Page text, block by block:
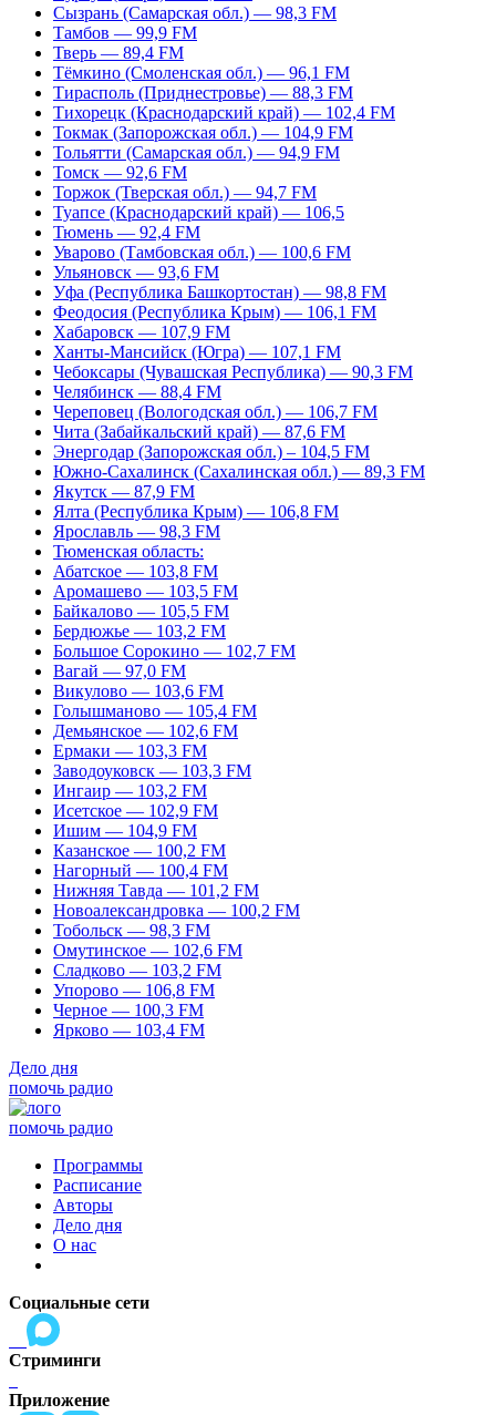
Сызрань (Самарская обл.) — 98,3 FM
Тамбов — 99,9 FM
Тверь — 89,4 FM
Тёмкино (Смоленская обл.) — 96,1 FM
Тирасполь (Приднестровье) — 88,3 FM
Тихорецк (Краснодарский край) — 102,4 FM
Токмак (Запорожская обл.) — 104,9 FM
Тольятти (Самарская обл.) — 94,9 FM
Томск — 92,6 FM
Торжок (Тверская обл.) — 94,7 FM
Туапсе (Краснодарский край) — 106,5
Тюмень — 92,4 FM
Уварово (Тамбовская обл.) — 100,6 FM
Ульяновск — 93,6 FM
Уфа (Республика Башкортостан) — 98,8 FM
Феодосия (Республика Крым) — 106,1 FM
Хабаровск — 107,9 FM
Ханты-Мансийск (Югра) — 107,1 FM
Чебоксары (Чувашская Республика) — 90,3 FM
Челябинск — 88,4 FM
Череповец (Вологодская обл.) — 106,7 FM
Чита (Забайкальский край) — 87,6 FM
Энергодар (Запорожская обл.) – 104,5 FM
Южно-Сахалинск (Сахалинская обл.) — 89,3 FM
Якутск — 87,9 FM
Ялта (Республика Крым) — 106,8 FM
Ярославль — 98,3 FM
Тюменская область:
Абатское — 103,8 FM
Аромашево — 103,5 FM
Байкалово — 105,5 FM
Бердюжье — 103,2 FM
Большое Сорокино — 102,7 FM
Вагай — 97,0 FM
Викулово — 103,6 FM
Голышманово — 105,4 FM
Демьянское — 102,6 FM
Ермаки — 103,3 FM
Заводоуковск — 103,3 FM
Ингаир — 103,2 FM
Исетское — 102,9 FM
Ишим — 104,9 FM
Казанское — 100,2 FM
Нагорный — 100,4 FM
Нижняя Тавда — 101,2 FM
Новоалександровка — 100,2 FM
Тобольск — 98,3 FM
Омутинское — 102,6 FM
Сладково — 103,2 FM
Упорово — 106,8 FM
Черное — 100,3 FM
Ярково — 103,4 FM
Дело дня
помочь радио
помочь радио
Программы
Расписание
Авторы
Дело дня
О нас
Социальные сети
Стриминги
Приложение